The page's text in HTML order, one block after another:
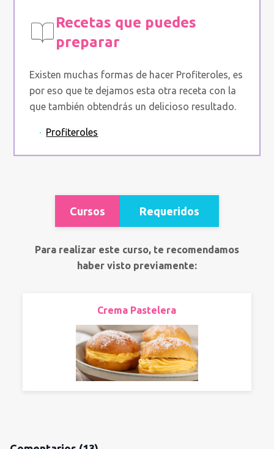
Recetas que puedes
preparar
Existen muchas formas de hacer Profiteroles, es
por eso que te dejamos esta otra receta con la
que también obtendrás un delicioso resultado.
· Profiteroles
Cursos Requeridos
Para realizar este curso, te recomendamos
haber visto previamente:
Crema Pastelera